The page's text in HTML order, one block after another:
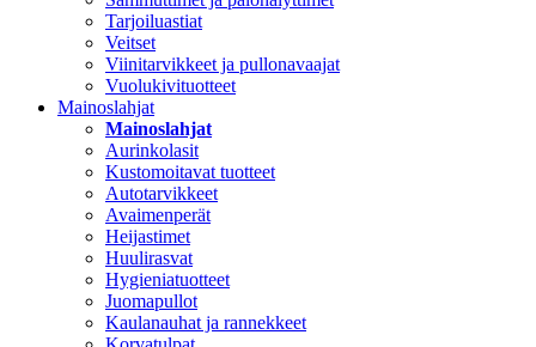
Tarjoiluastiat
Veitset
Viinitarvikkeet ja pullonavaajat
Vuolukivituotteet
Mainoslahjat
Mainoslahjat
Aurinkolasit
Kustomoitavat tuotteet
Autotarvikkeet
Avaimenperät
Heijastimet
Huulirasvat
Hygieniatuotteet
Juomapullot
Kaulanauhat ja rannekkeet